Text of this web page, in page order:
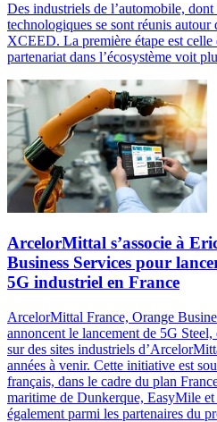
Des industriels de l’automobile, dont
technologiques se sont réunis
XCEED. La première étape est
partenariat dans l’écosystème voit
ArcelorMittal s’associe à
Business Services pour
5G industriel en France
ArcelorMittal France, Orange
annoncent le lancement de 5G
sur des sites industriels
années à venir. Cette initiative est
français, dans le cadre du plan
maritime de Dunkerque, EasyMile
également parmi les partenaires du